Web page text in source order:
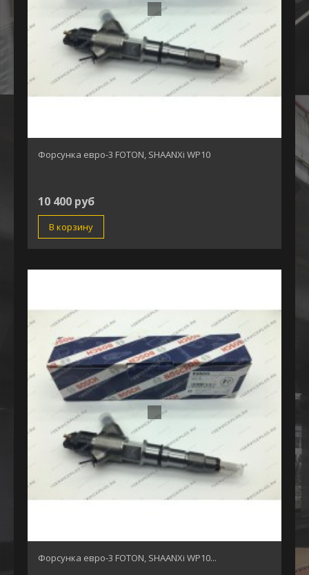
Форсунка евро-3 FOTON, SHAANXi WP10
10 400 руб
В корзину
Форсунка евро-3 FOTON, SHAANXi WP10...